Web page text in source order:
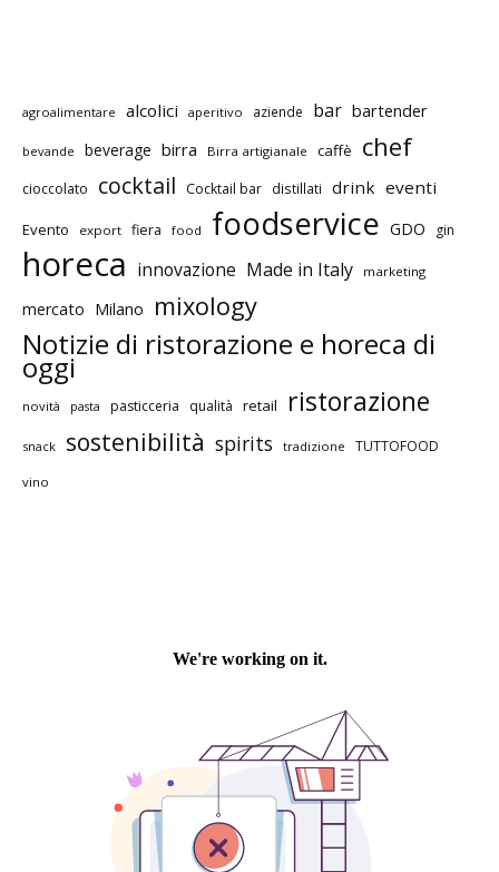
agroalimentare alcolici aperitivo aziende bar bartender
bevande beverage birra Birra artigianale caffè chef
cioccolato cocktail Cocktail bar distillati drink eventi
Evento export fiera food foodservice GDO gin
horeca innovazione Made in Italy marketing
mercato Milano mixology
Notizie di ristorazione e horeca di
oggi
novità pasta pasticceria qualità retail ristorazione
snack sostenibilità spirits tradizione TUTTOFOOD
vino